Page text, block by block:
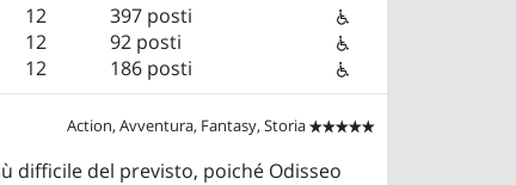
12
397 posti
12
92 posti
12 186 posti
Action, Avventura, Fantasy, Storia 

difficile del previsto, poiché Odisseo